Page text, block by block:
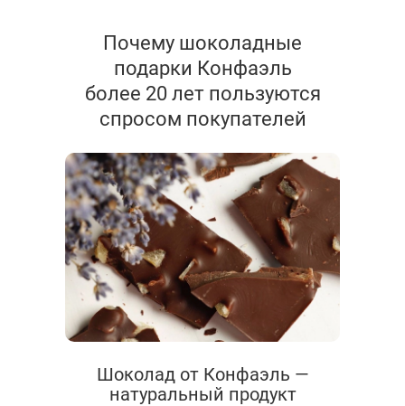
Почему шоколадные
подарки Конфаэль
более 20 лет пользуются
спросом покупателей
Шоколад от Конфаэль —
натуральный продукт